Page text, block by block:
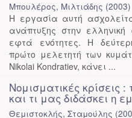
Μπουλέρος, Μιλτιάδης (2003)
Η εργασία αυτή
ανάπτυξης στην ελληνική
εφτά ενότητες. Η
πρώτο μελετητή των
Nikolai Kondratiev, κάνει ...
Νομισματικές κρίσεις :
και τι μας διδάσκει η
Θεμιστοκλής, Σταμούλης (